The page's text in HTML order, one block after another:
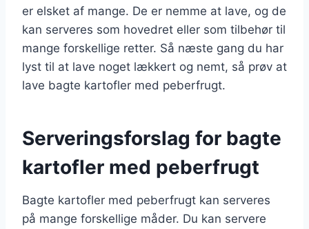
er elsket af mange. De er nemme at lave, og de
kan serveres som hovedret eller som tilbehør til
mange forskellige retter. Så næste gang du har
lyst til at lave noget lækkert og nemt, så prøv at
lave bagte kartofler med peberfrugt.
Serveringsforslag for bagte
kartofler med peberfrugt
Bagte kartofler med peberfrugt kan serveres
på mange forskellige måder. Du kan servere